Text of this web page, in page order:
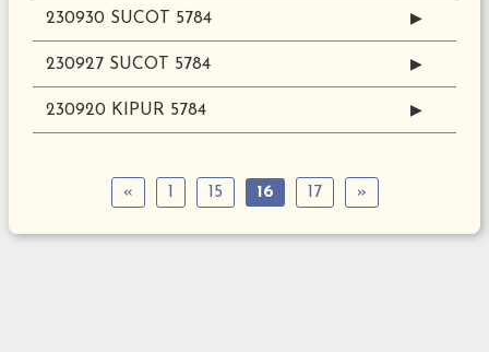
230930 SUCOT 5784 ▶
230927 SUCOT 5784 ▶
230920 KIPUR 5784 ▶
« 1 15 16 17 »